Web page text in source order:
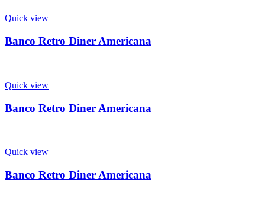
Quick view
Banco Retro Diner Americana
Quick view
Banco Retro Diner Americana
Quick view
Banco Retro Diner Americana